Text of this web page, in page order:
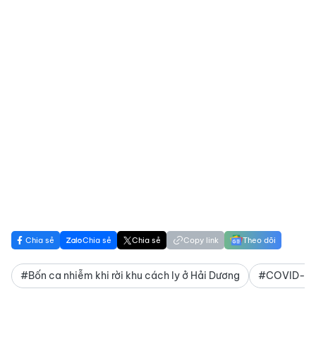
Chia sẻ Chia sẻ Chia sẻ Copy link Theo dõi
#Bốn ca nhiễm khi rời khu cách ly ở Hải Dương #COVID-19